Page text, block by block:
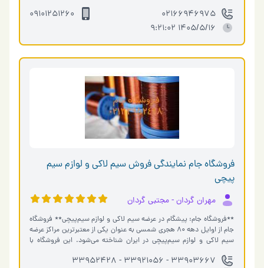
02166946975
09101251260
1405/5/16 9:21:02
فروشگاه جام نمایندگی فروش سیم لاکی و لوازم سیم
پیچی
مهران گردان - مجتبی گردان
**فروشگاه جام: پیشگام در عرضه سیم لاکی و لوازم سیم‌پیچی** فروشگاه
جام از اوایل دهه 80 هجری شمسی به عنوان یکی از معتبرترین مراکز عرضه
سیم لاکی و لوازم سیم‌پیچی در ایران شناخته می‌شود. این فروشگاه با
33903667 - 33921056 - 33952428